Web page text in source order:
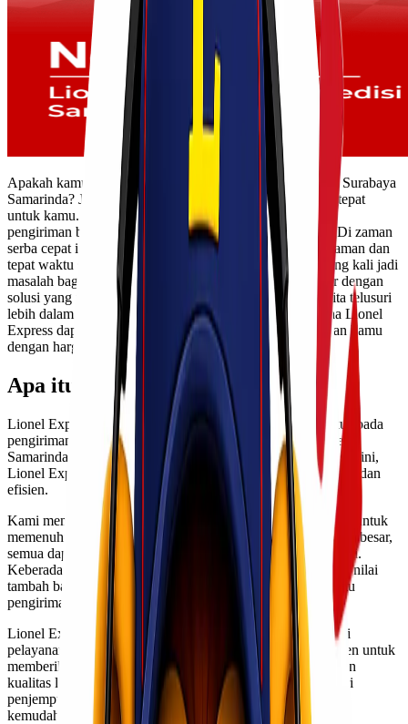
Apakah kamu sedang mencari jasa ekspedisi cargo murah Surabaya
Samarinda? Jika iya, Lionel Express bisa menjadi pilihan tepat
untuk kamu. Dengan layanan yang cepat dan terpercaya,
pengiriman barang kini menjadi lebih mudah dan efisien. Di zaman
serba cepat ini, kebutuhan akan pengiriman barang yang aman dan
tepat waktu semakin meningkat. Namun, biaya kirim sering kali jadi
masalah bagi banyak orang. Jangan khawatir! Kami hadir dengan
solusi yang pas untuk kebutuhan ekspedisi kamu. Mari kita telusuri
lebih dalam tentang apa itu Lionel Express dan bagaimana Lionel
Express dapat membantu memenuhi kebutuhan pengiriman kamu
dengan harga terjangkau.
Apa itu Lionel Express?
Lionel Express adalah perusahaan jasa ekspedisi yang fokus pada
pengiriman barang antar kota, khususnya rute Surabaya ke
Samarinda. Dengan pengalaman yang cukup lama di industri ini,
Lionel Express dikenal sebagai penyedia layanan yang andal dan
efisien.
Kami menawarkan berbagai jenis layanan pengiriman cargo untuk
memenuhi kebutuhan pelanggan. Dari barang sedang hingga besar,
semua dapat ditangani dengan baik oleh tim profesional kami.
Keberadaan armada transportasi yang lengkap juga menjadi nilai
tambah bagi Lionel Express dalam menjaga ketepatan waktu
pengiriman.
Lionel Express mengutamakan kepuasan pelanggan melalui
pelayanan terbaik dan transparansi harga. Kami berkomitmen untuk
memberikan solusi logistik yang efektif tanpa mengorbankan
kualitas layanan. Dalam setiap tahap proses pengiriman, dari
penjemputan hingga sampai tujuan, kamu akan merasakan
kemudahan dan kenyamanan.